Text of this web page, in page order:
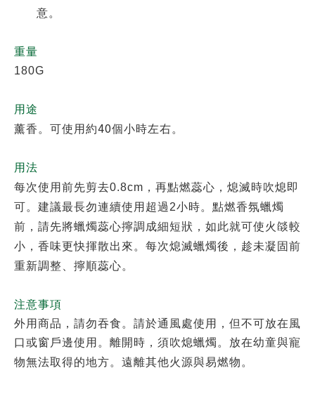
意。
重量
180G
用途
薰香。可使用約40個小時左右。
用法
每次使用前先剪去0.8cm，再點燃蕊心，熄滅時吹熄即
可。建議最長勿連續使用超過2小時。點燃香氛蠟燭
前，請先將蠟燭蕊心擰調成細短狀，如此就可使火燄較
小，香味更快揮散出來。每次熄滅蠟燭後，趁未凝固前
重新調整、擰順蕊心。
注意事項
外用商品，請勿吞食。請於通風處使用，但不可放在風
口或窗戶邊使用。離開時，須吹熄蠟燭。放在幼童與寵
物無法取得的地方。遠離其他火源與易燃物。